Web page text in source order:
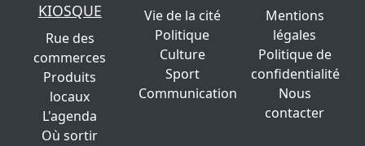
KIOSQUE
Rue des
commerces
Produits
locaux
L'agenda
Où sortir
Vie de la cité
Politique
Culture
Sport
Communication
Mentions
légales
Politique de
confidentialité
Nous
contacter